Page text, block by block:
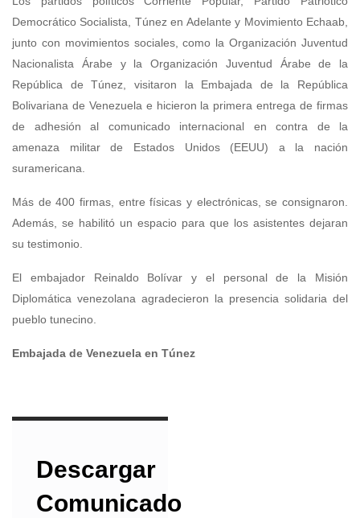
Democrático Socialista, Túnez en Adelante y Movimiento Echaab,
junto con movimientos sociales, como la Organización Juventud
Nacionalista Árabe y la Organización Juventud Árabe de la
República de Túnez, visitaron la Embajada de la República
Bolivariana de Venezuela e hicieron la primera entrega de firmas
de adhesión al comunicado internacional en contra de la
amenaza militar de Estados Unidos (EEUU) a la nación
suramericana.
Más de 400 firmas, entre físicas y electrónicas, se consignaron.
Además, se habilitó un espacio para que los asistentes dejaran
su testimonio.
El embajador Reinaldo Bolívar y el personal de la Misión
Diplomática venezolana agradecieron la presencia solidaria del
pueblo tunecino.
Embajada de Venezuela en Túnez
Descargar
Comunicado